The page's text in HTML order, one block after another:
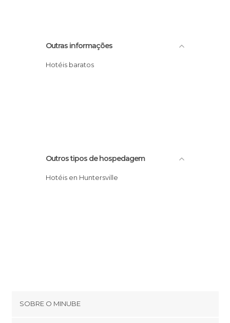
Outras informações
Hotéis baratos
Outros tipos de hospedagem
Hotéis en Huntersville
SOBRE O MINUBE